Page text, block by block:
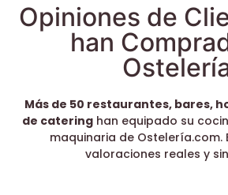
Opiniones de
han
Más de 50 restaurantes, bares,
de cateringhan equipado su
maquinaria de Ostelería.com.
valoraciones reales y